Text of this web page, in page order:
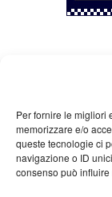
Per fornire le migliori
memorizzare e/o
queste tecnologie ci
navigazione o ID
consenso può
Chi siamo
Merchandising